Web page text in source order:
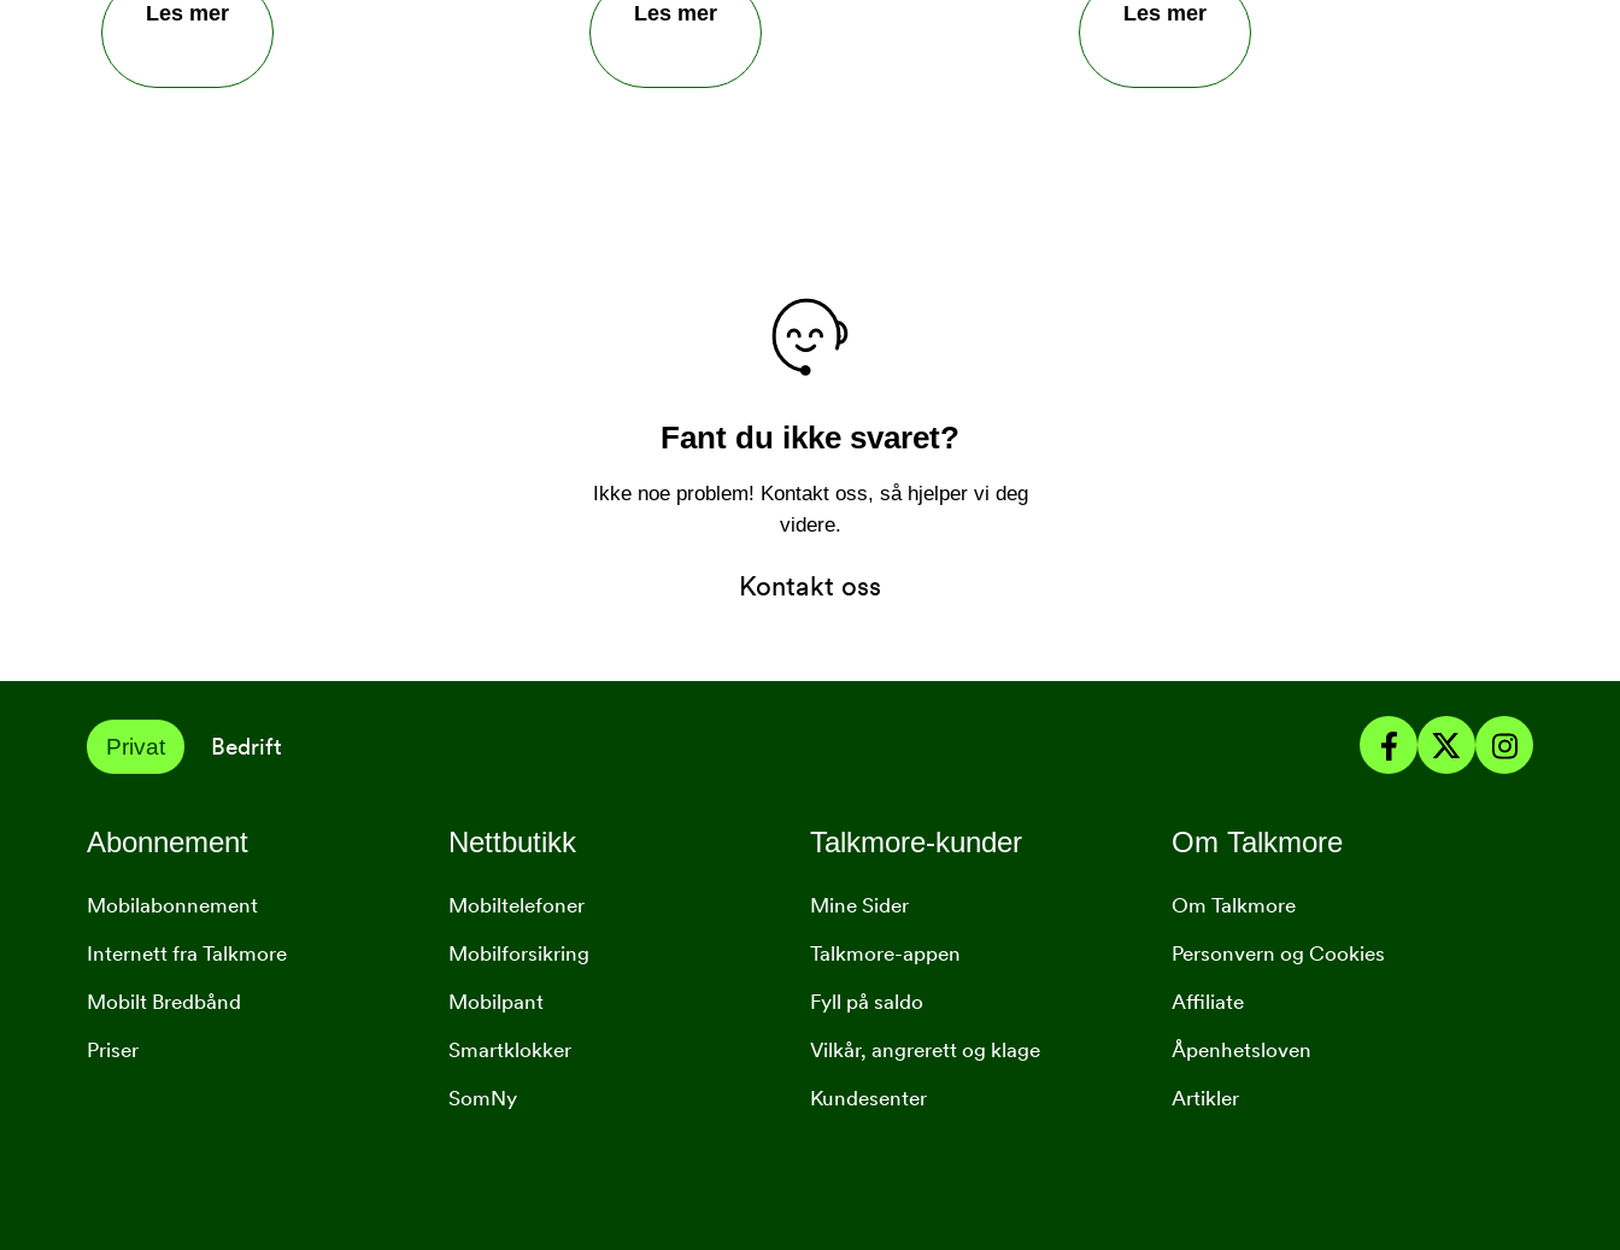
Send inn tilbakemelding
Les mer Les mer Les mer
Fant du ikke svaret?
Ikke noe problem! Kontakt oss, så hjelper vi deg
videre.
Kontakt oss
Privat Bedrift
Abonnement
Mobilabonnement
Internett fra Talkmore
Mobilt Bredbånd
Priser
Nettbutikk
Mobiltelefoner
Mobilforsikring
Mobilpant
Smartklokker
SomNy
Talkmore-kunder
Mine Sider
Talkmore-appen
Fyll på saldo
Vilkår, angrerett og klage
Kundesenter
Om Talkmore
Om Talkmore
Personvern og Cookies
Affiliate
Åpenhetsloven
Artikler